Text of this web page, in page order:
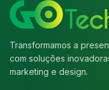
Transformamos a
com soluções
marketing e design.